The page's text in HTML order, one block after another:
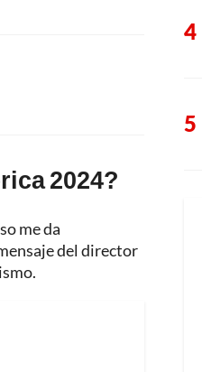
2024?
me da
del director